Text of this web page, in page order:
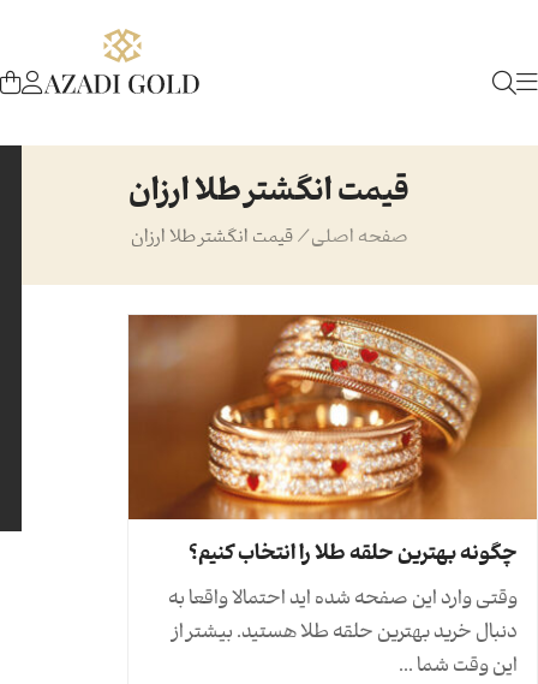
قیمت انگشتر طلا ارزان
صفحه اصلی / قیمت انگشتر طلا ارزان
چگونه بهترین حلقه طلا را انتخاب کنیم؟
وقتی وارد این صفحه شده اید احتمالا واقعا به
دنبال خرید بهترین حلقه طلا هستید. بیشتر از
این وقت شما ...